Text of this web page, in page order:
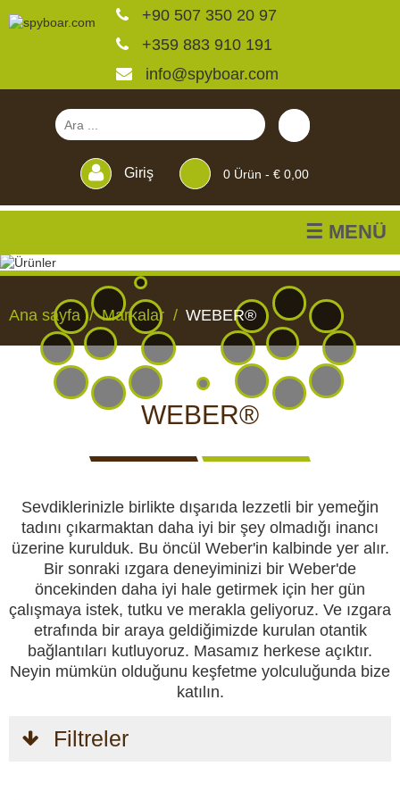
+90 507 350 20 97
+359 883 910 191
info@spyboar.com
Giriş 0Ürün - € 0,00
☰ MENÜ
AV
KAMERALARI
CANLI
GÖRÜNTÜLÜ
CCTV
KAMERALARI
YEMLIKLERPERDELER
AV
KÖPEKLERI
AV
MALZEMELERI
KENDINI
SAVUNMA
KAMP
VE HOBI
AV
KIYAFETLERI
GÜVENLIKVÜCUT
Av kameraları
Canlı görüntülü izleme
kameraları
CCTV kameraları
Yemlikler
Perdeler
Av köpekleri
Av malzemeleri
Kendini savunma
Kamp ve hobi
Ana sayfa Markalar WEBER®
WEBER®
Sevdiklerinizle birlikte dışarıda lezzetli bir yemeğin
tadını çıkarmaktan daha iyi bir şey olmadığı inancı
üzerine kurulduk. Bu öncül Weber'in kalbinde yer alır.
Bir sonraki ızgara deneyiminizi bir Weber'de
öncekinden daha iyi hale getirmek için her gün
çalışmaya istek, tutku ve merakla geliyoruz. Ve ızgara
etrafında bir araya geldiğimizde kurulan otantik
bağlantıları kutluyoruz. Masamız herkese açıktır.
Neyin mümkün olduğunu keşfetme yolculuğunda bize
katılın.
Filtreler